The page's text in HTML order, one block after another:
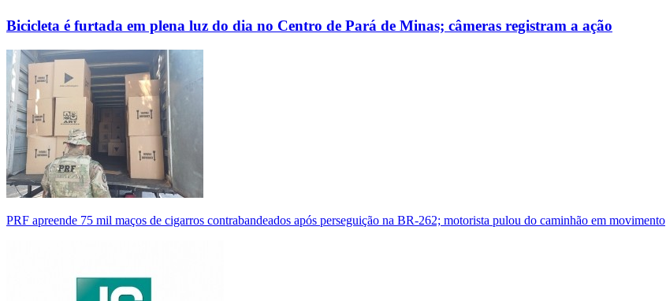
Bicicleta é furtada em plena luz do dia no Centro de Pará de Minas; câmeras registram a ação
PRF apreende 75 mil maços de cigarros contrabandeados após perseguição na BR-262; motorista pulou do caminhão em movimento